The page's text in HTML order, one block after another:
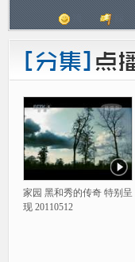
家园 黑和秀的传奇 特别呈
现 20110512